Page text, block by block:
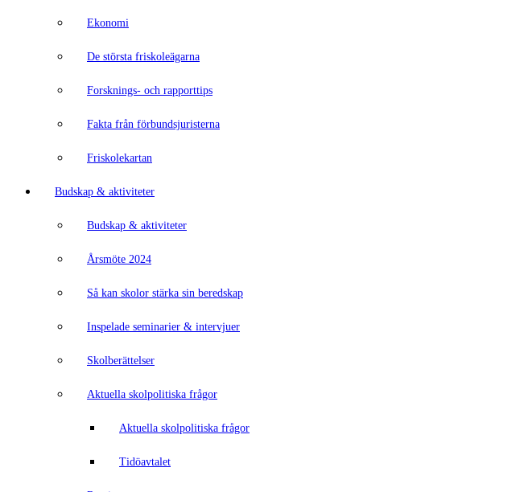
Ekonomi
De största friskoleägarna
Forsknings- och rapporttips
Fakta från förbundsjuristerna
Friskolekartan
Budskap & aktiviteter
Budskap & aktiviteter
Årsmöte 2024
Så kan skolor stärka sin beredskap
Inspelade seminarier & intervjuer
Skolberättelser
Aktuella skolpolitiska frågor
Aktuella skolpolitiska frågor
Tidöavtalet